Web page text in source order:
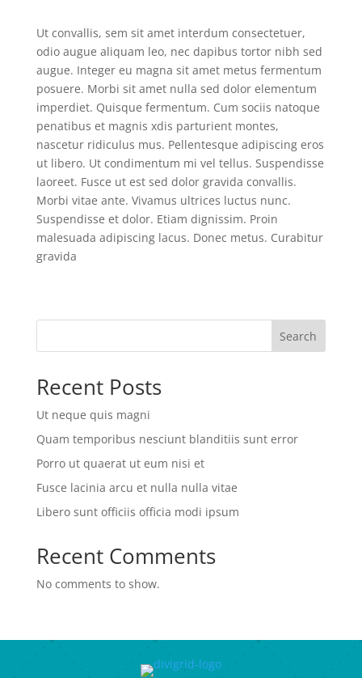
Ut convallis, sem sit amet interdum consectetuer,
odio augue aliquam leo, nec dapibus tortor nibh sed
augue. Integer eu magna sit amet metus fermentum
posuere. Morbi sit amet nulla sed dolor elementum
imperdiet. Quisque fermentum. Cum sociis natoque
penatibus et magnis xdis parturient montes,
nascetur ridiculus mus. Pellentesque adipiscing eros
ut libero. Ut condimentum mi vel tellus. Suspendisse
laoreet. Fusce ut est sed dolor gravida convallis.
Morbi vitae ante. Vivamus ultrices luctus nunc.
Suspendisse et dolor. Etiam dignissim. Proin
malesuada adipiscing lacus. Donec metus. Curabitur
gravida
Search
Recent Posts
Ut neque quis magni
Quam temporibus nesciunt blanditiis sunt error
Porro ut quaerat ut eum nisi et
Fusce lacinia arcu et nulla nulla vitae
Libero sunt officiis officia modi ipsum
Recent Comments
No comments to show.